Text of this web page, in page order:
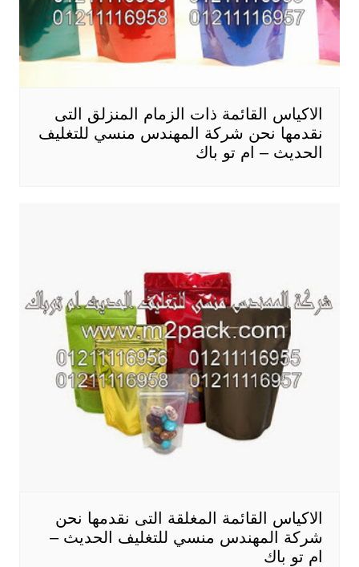
الاكياس القائمة ذات الزمام المنزلق التى
نقدمها نحن شركة المهندس منسي للتغليف
الحديث – ام تو باك
الاكياس القائمة المغلقة التى نقدمها نحن
شركة المهندس منسي للتغليف الحديث –
ام تو باك